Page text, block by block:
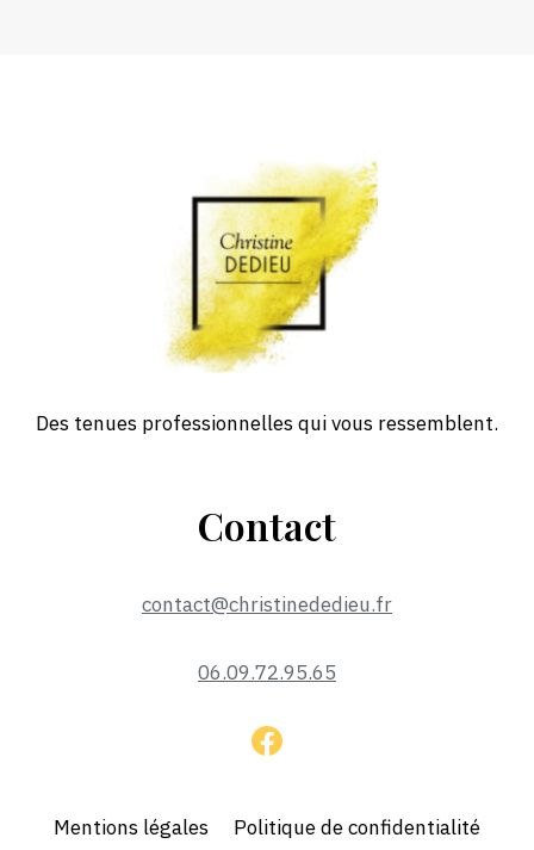
Des tenues professionnelles qui vous ressemblent.
Contact
contact@christinededieu.fr
06.09.72.95.65
Mentions légales Politique de confidentialité